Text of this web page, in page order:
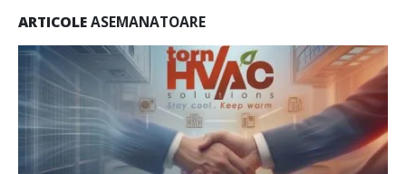
ARTICOLEASEMANATOARE